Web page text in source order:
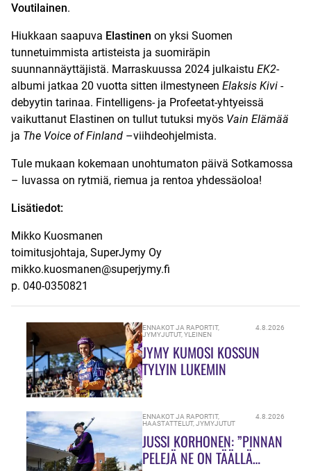
Voutilainen.
Hiukkaan saapuva Elastinen on yksi Suomen
tunnetuimmista artisteista ja suomiräpin
suunnannäyttäjistä. Marraskuussa 2024 julkaistu EK2-
albumi jatkaa 20 vuotta sitten ilmestyneen Elaksis Kivi -
debyytin tarinaa. Fintelligens- ja Profeetat-yhtyeissä
vaikuttanut Elastinen on tullut tutuksi myös Vain Elämää
ja The Voice of Finland –viihdeohjelmista.
Tule mukaan kokemaan unohtumaton päivä Sotkamossa
– luvassa on rytmiä, riemua ja rentoa yhdessäoloa!
Lisätiedot:
Mikko Kuosmanen
toimitusjohtaja, SuperJymy Oy
mikko.kuosmanen@superjymy.fi
p. 040-0350821
ENNAKOT JA RAPORTIT,
JYMYJUTUT,YLEINEN
4.8.2026
JYMY KUMOSI KOSSUN
TYLYIN LUKEMIN
ENNAKOT JA RAPORTIT,
HAASTATTELUT,JYMYJUTUT
4.8.2026
JUSSI KORHONEN: ”PINNAN
PELEJÄ NE ON TÄÄLLÄ